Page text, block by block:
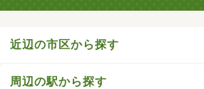
近辺の市区から探す
周辺の駅から探す